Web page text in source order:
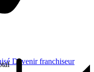
Devenir franchiseur